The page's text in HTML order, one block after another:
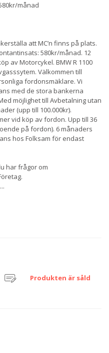
månad
att MC’n finns på plats.
580kr/månad. 12
av Motorcykel. BMW R 1100
Välkommen till
fordonsmäklare. Vi
med de stora bankerna
möjlighet till Avbetalning utan
(upp till 100.000kr).
vid köp av fordon. Upp till 36
på fordon). 6 månaders
hos Folksam för endast
har frågor om
...
Produkten är såld